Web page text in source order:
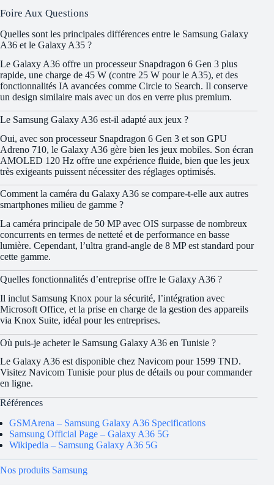
Foire Aux Questions
Quelles sont les principales différences entre le Samsung Galaxy
A36 et le Galaxy A35 ?
Le Galaxy A36 offre un processeur Snapdragon 6 Gen 3 plus
rapide, une charge de 45 W (contre 25 W pour le A35), et des
fonctionnalités IA avancées comme Circle to Search. Il conserve
un design similaire mais avec un dos en verre plus premium.
Le Samsung Galaxy A36 est-il adapté aux jeux ?
Oui, avec son processeur Snapdragon 6 Gen 3 et son GPU
Adreno 710, le Galaxy A36 gère bien les jeux mobiles. Son écran
AMOLED 120 Hz offre une expérience fluide, bien que les jeux
très exigeants puissent nécessiter des réglages optimisés.
Comment la caméra du Galaxy A36 se compare-t-elle aux autres
smartphones milieu de gamme ?
La caméra principale de 50 MP avec OIS surpasse de nombreux
concurrents en termes de netteté et de performance en basse
lumière. Cependant, l’ultra grand-angle de 8 MP est standard pour
cette gamme.
Quelles fonctionnalités d’entreprise offre le Galaxy A36 ?
Il inclut Samsung Knox pour la sécurité, l’intégration avec
Microsoft Office, et la prise en charge de la gestion des appareils
via Knox Suite, idéal pour les entreprises.
Où puis-je acheter le Samsung Galaxy A36 en Tunisie ?
Le Galaxy A36 est disponible chez Navicom pour 1599 TND.
Visitez Navicom Tunisie pour plus de détails ou pour commander
en ligne.
Références
GSMArena – Samsung Galaxy A36 Specifications
Samsung Official Page – Galaxy A36 5G
Wikipedia – Samsung Galaxy A36 5G
Nos produits Samsung